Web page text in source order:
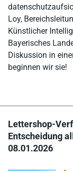
Loy,
Künstlicher
Bayerisches
Diskussion in
beginnen wir sie!
Lettershop-
Entscheidung
08.01.2026